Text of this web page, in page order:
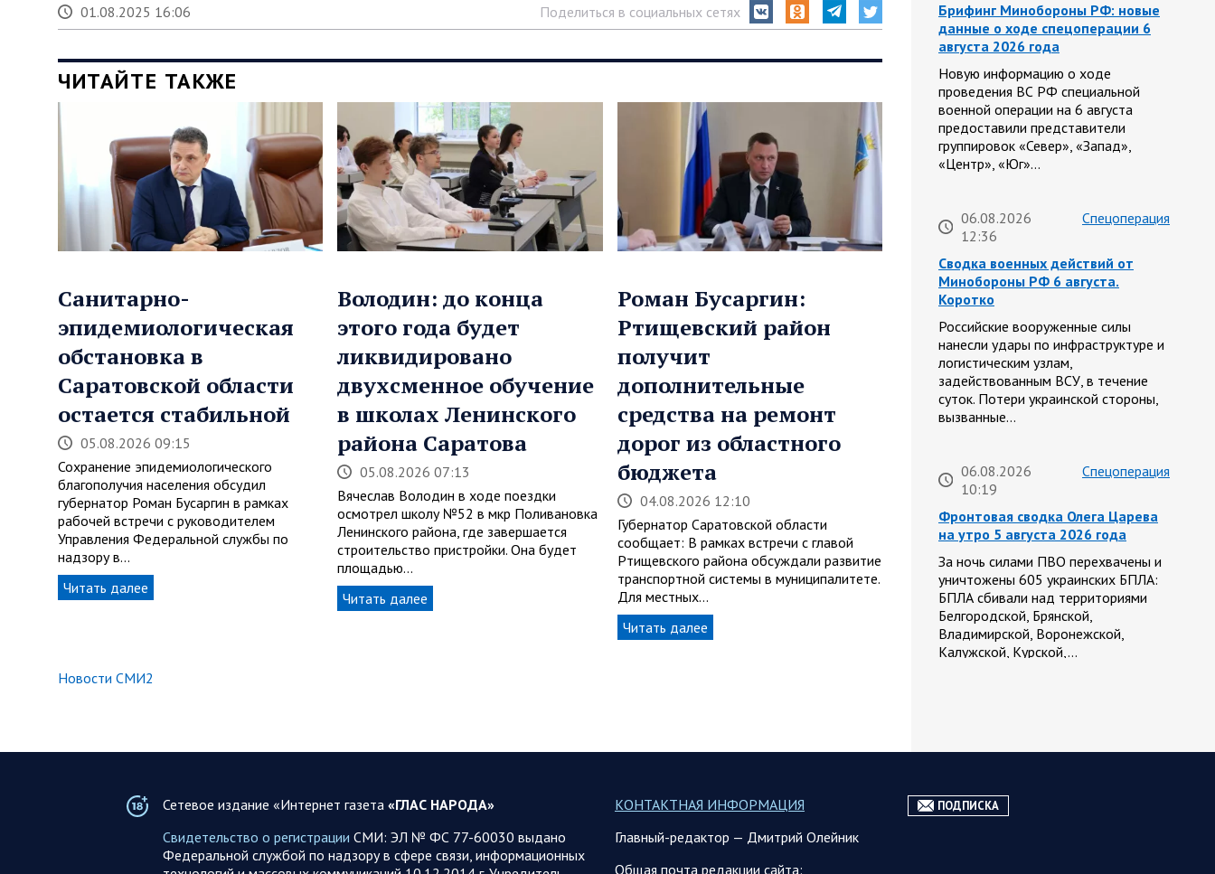
01.08.2025 16:06 Поделиться в социальных сетях
ЧИТАЙТЕ ТАКЖЕ
Санитарно-
эпидемиологическая
обстановка в
Саратовской области
остается стабильной
05.08.2026 09:15
Сохранение эпидемиологического
благополучия населения обсудил
губернатор Роман Бусаргин в рамках
рабочей встречи с руководителем
Управления Федеральной службы по
надзору в…
Читать далее
Володин: до конца
этого года будет
ликвидировано
двухсменное обучение
в школах Ленинского
района Саратова
05.08.2026 07:13
Вячеслав Володин в ходе поездки
осмотрел школу №52 в мкр Поливановка
Ленинского района, где завершается
строительство пристройки. Она будет
площадью…
Читать далее
Роман Бусаргин:
Ртищевский район
получит
дополнительные
средства на ремонт
дорог из областного
бюджета
04.08.2026 12:10
Губернатор Саратовской области
сообщает: В рамках встречи с главой
Ртищевского района обсуждали развитие
транспортной системы в муниципалитете.
Для местных…
Читать далее
Новости СМИ2
Брифинг Минобороны РФ: новые
данные о ходе спецоперации 6
августа 2026 года
Новую информацию о ходе
проведения ВС РФ специальной
военной операции на 6 августа
предоставили представители
группировок «Север», «Запад»,
«Центр», «Юг»…
06.08.2026
12:36
Спецоперация
Сводка военных действий от
Минобороны РФ 6 августа.
Коротко
Российские вооруженные силы
нанесли удары по инфраструктуре и
логистическим узлам,
задействованным ВСУ, в течение
суток. Потери украинской стороны,
вызванные…
06.08.2026
10:19
Спецоперация
Фронтовая сводка Олега Царева
на утро 5 августа 2026 года
За ночь силами ПВО перехвачены и
уничтожены 605 украинских БПЛА:
БПЛА сбивали над территориями
Белгородской, Брянской,
Владимирской, Воронежской,
Калужской, Курской,…
Украинские террористы
районов. Данные на 6 августа
Сетевое издание «Интернет газета «ГЛАС НАРОДА»
Свидетельство о регистрации СМИ: ЭЛ № ФС 77-60030 выдано
Федеральной службой по надзору в сфере связи, информационных
КОНТАКТНАЯ ИНФОРМАЦИЯ
Главный-редактор — Дмитрий Олейник
Общая почта редакции сайта:
ПОДПИСКА